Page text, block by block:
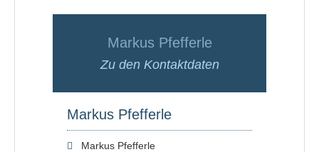
Markus Pfefferle
Zu den Kontaktdaten
Markus Pfefferle
Markus Pfefferle